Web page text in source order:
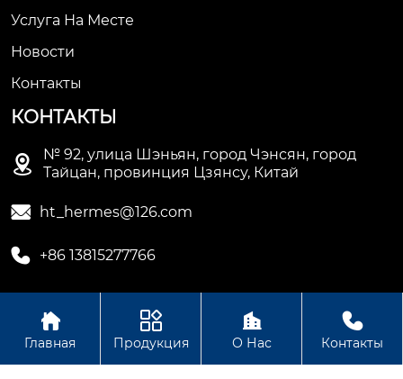
Услуга На Месте
Новости
Контакты
КОНТАКТЫ

№ 92, улица Шэньян, город Чэнсян, город
Тайцан, провинция Цзянсу, Китай
 ht_hermes@126.com
 +86 13815277766
Авторское право © Сучжоуское ООО
электромеханической промышленности Хету

Главная

Продукция

О Нас

Контакты